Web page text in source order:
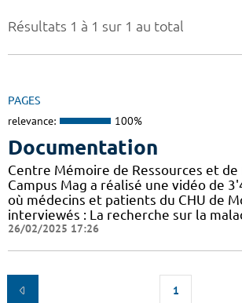
Résultats 1 à 1 sur 1 au total
PAGES
relevance: 100%
Documentation
Centre Mémoire de Ressources et de
Campus Mag a réalisé une vidéo de
où médecins et patients du CHU de
interviewés : La recherche sur la
26/02/2025 17:26
1